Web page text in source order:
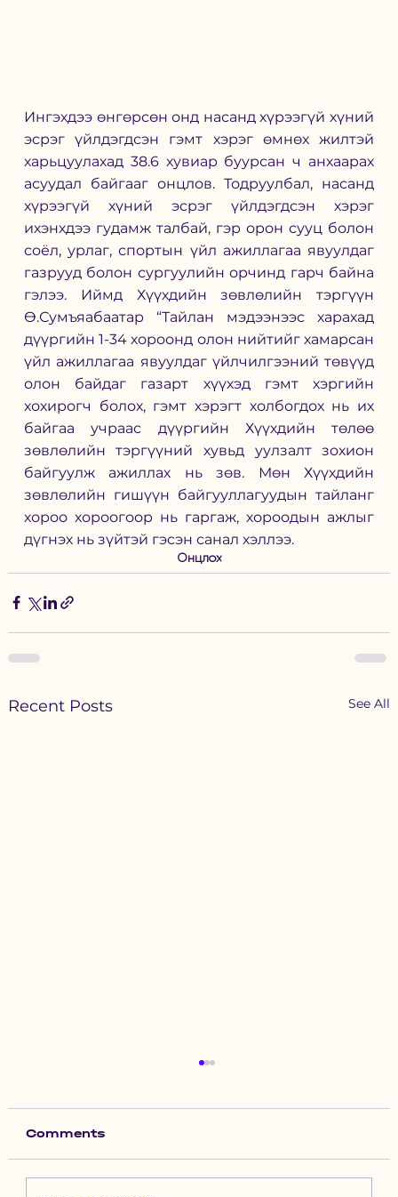
Ингэхдээ өнгөрсөн онд насанд хүрээгүй хүний
эсрэг үйлдэгдсэн гэмт хэрэг өмнөх жилтэй
харьцуулахад 38.6 хувиар буурсан ч анхаарах
асуудал байгааг онцлов. Тодруулбал, насанд
хүрээгүй хүний эсрэг үйлдэгдсэн хэрэг
ихэнхдээ гудамж талбай, гэр орон сууц болон
соёл, урлаг, спортын үйл ажиллагаа явуулдаг
газрууд болон сургуулийн орчинд гарч байна
гэлээ. Иймд Хүүхдийн зөвлөлийн тэргүүн
Ө.Сумъяабаатар “Тайлан мэдээнээс харахад
дүүргийн 1-34 хороонд олон нийтийг хамарсан
үйл ажиллагаа явуулдаг үйлчилгээний төвүүд
олон байдаг газарт хүүхэд гэмт хэргийн
хохирогч болох, гэмт хэрэгт холбогдох нь их
байгаа учраас дүүргийн Хүүхдийн төлөө
зөвлөлийн тэргүүний хувьд уулзалт зохион
байгуулж ажиллах нь зөв. Мөн Хүүхдийн
зөвлөлийн гишүүн байгууллагуудын тайланг
хороо хороогоор нь гаргаж, хороодын ажлыг
дүгнэх нь зүйтэй гэсэн санал хэллээ.
Онцлох
Recent Posts See All
Comments